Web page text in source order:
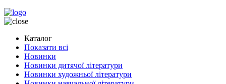
Каталог
Показати всі
Новинки
Новинки дитячої літератури
Новинки художньої літератури